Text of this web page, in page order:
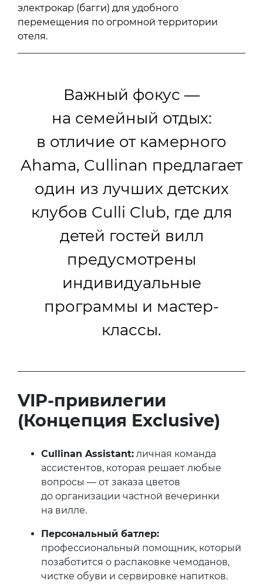
электрокар (багги) для удобного
перемещения по огромной территории
отеля.
Важный фокус —
на семейный отдых:
в отличие от камерного
Ahama, Cullinan предлагает
один из лучших детских
клубов Culli Club, где для
детей гостей вилл
предусмотрены
индивидуальные
программы и мастер-
классы.
VIP-привилегии
(Концепция Exclusive)
Cullinan Assistant: личная команда
ассистентов, которая решает любые
вопросы — от заказа цветов
до организации частной вечеринки
на вилле.
Персональный батлер:
профессиональный помощник, который
позаботится о распаковке чемоданов,
чистке обуви и сервировке напитков.